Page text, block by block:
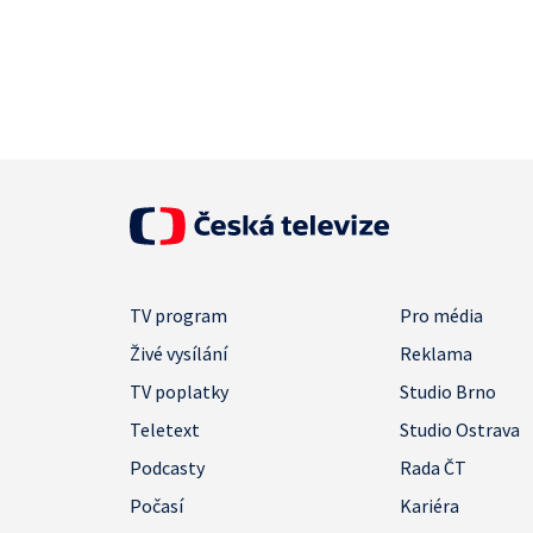
TV program
Pro média
Živé vysílání
Reklama
TV poplatky
Studio Brno
Teletext
Studio Ostrava
Podcasty
Rada ČT
Počasí
Kariéra